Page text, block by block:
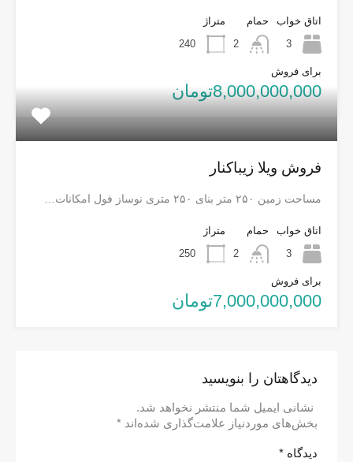
اتاق خواب
3
حمام
2
متراژ
240
برای فروش
8,000,000,000تومان
فروش ویلا زیباکنار
مساحت زمین ۲۵۰ متر بنای ۲۵۰ متری نوساز فول امکانات…
اتاق خواب
3
حمام
2
متراژ
250
برای فروش
7,000,000,000تومان
دیدگاهتان را بنویسید
نشانی ایمیل شما منتشر نخواهد شد.
بخش‌های موردنیاز علامت‌گذاری شده‌اند *
دیدگاه *